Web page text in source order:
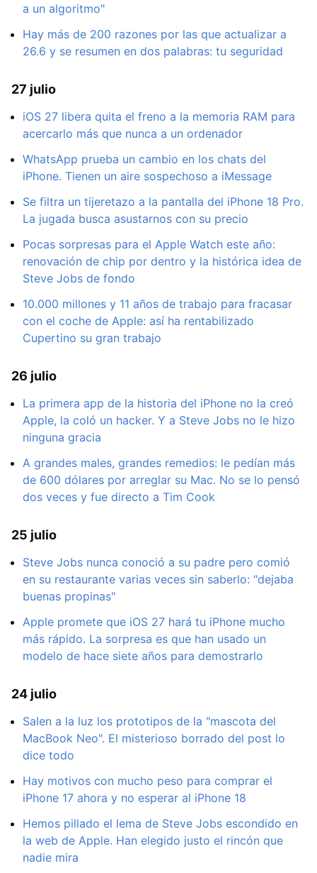
a un algoritmo"
Hay más de 200 razones por las que actualizar a
26.6 y se resumen en dos palabras: tu seguridad
27 julio
iOS 27 libera quita el freno a la memoria RAM para
acercarlo más que nunca a un ordenador
WhatsApp prueba un cambio en los chats del
iPhone. Tienen un aire sospechoso a iMessage
Se filtra un tijeretazo a la pantalla del iPhone 18 Pro.
La jugada busca asustarnos con su precio
Pocas sorpresas para el Apple Watch este año:
renovación de chip por dentro y la histórica idea de
Steve Jobs de fondo
10.000 millones y 11 años de trabajo para fracasar
con el coche de Apple: así ha rentabilizado
Cupertino su gran trabajo
26 julio
La primera app de la historia del iPhone no la creó
Apple, la coló un hacker. Y a Steve Jobs no le hizo
ninguna gracia
A grandes males, grandes remedios: le pedían más
de 600 dólares por arreglar su Mac. No se lo pensó
dos veces y fue directo a Tim Cook
25 julio
Steve Jobs nunca conoció a su padre pero comió
en su restaurante varias veces sin saberlo: "dejaba
buenas propinas"
Apple promete que iOS 27 hará tu iPhone mucho
más rápido. La sorpresa es que han usado un
modelo de hace siete años para demostrarlo
24 julio
Salen a la luz los prototipos de la "mascota del
MacBook Neo". El misterioso borrado del post lo
dice todo
Hay motivos con mucho peso para comprar el
iPhone 17 ahora y no esperar al iPhone 18
Hemos pillado el lema de Steve Jobs escondido en
la web de Apple. Han elegido justo el rincón que
nadie mira